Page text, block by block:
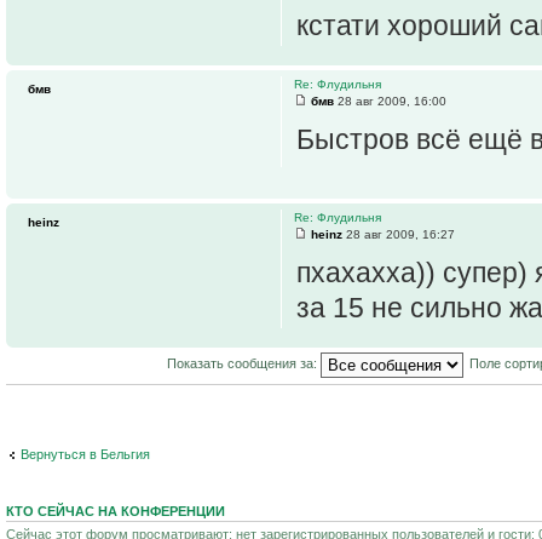
кстати хороший
Re: Флудильня
бмв 28 авг 2009, 16:00
Быстров всё ещё
бмв
Re: Флудильня
heinz 28 авг 2009, 16:27
пхахахха)) супер)
за 15 не сильно
heinz
Показать сообщения за: Поле
Вернуться в Бельгия
КТО СЕЙЧАС НА КОНФЕРЕНЦИИ
Сейчас этот форум просматривают: нет зарегистрированных пользователей и гости: